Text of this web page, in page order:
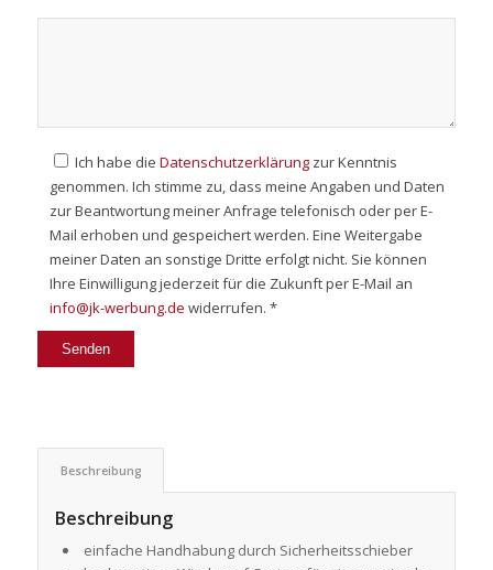
Ich habe die Datenschutzerklärungzur Kenntnis
genommen. Ich stimme zu, dass meine Angaben und Daten
zur Beantwortung meiner Anfrage telefonisch oder per E-
Mail erhoben und gespeichert werden. Eine Weitergabe
meiner Daten an sonstige Dritte erfolgt nicht. Sie können
Ihre Einwilligung jederzeit für die Zukunft per E-Mail an
info@jk-werbung.de widerrufen. *
Beschreibung
Beschreibung
einfache Handhabung durch Sicherheitsschieber